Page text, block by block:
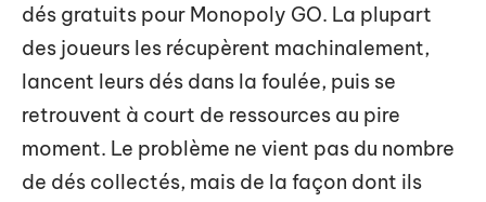
dés gratuits pour Monopoly GO. La plupart
des joueurs les récupèrent machinalement,
lancent leurs dés dans la foulée, puis se
retrouvent à court de ressources au pire
moment. Le problème ne vient pas du nombre
de dés collectés, mais de la façon dont ils